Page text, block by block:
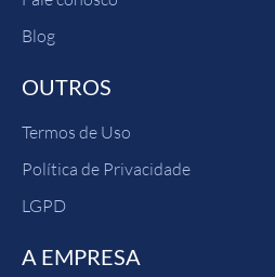
Blog
OUTROS
Termos de Uso
Política de Privacidade
LGPD
A EMPRESA